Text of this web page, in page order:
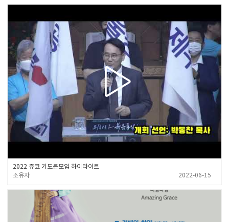
2022 쥬코 기도큰모임 하이라이트
소유자
2022-06-15